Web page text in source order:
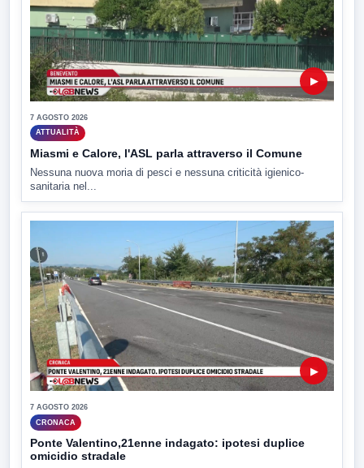
▶
7 AGOSTO 2026
ATTUALITÀ
Miasmi e Calore, l'ASL parla attraverso il Comune
Nessuna nuova moria di pesci e nessuna criticità igienico-
sanitaria nel...
▶
7 AGOSTO 2026
CRONACA
Ponte Valentino,21enne indagato: ipotesi duplice
omicidio stradale